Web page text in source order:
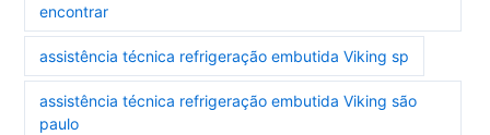
encontrar
assistência técnica refrigeração embutida Viking sp
assistência técnica refrigeração embutida Viking são
paulo